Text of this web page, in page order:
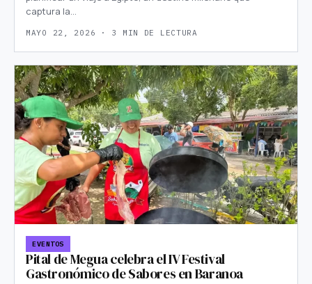
captura la…
MAYO 22, 2026 · 3 MIN DE LECTURA
EVENTOS
Pital de Megua celebra el IV Festival
Gastronómico de Sabores en Baranoa